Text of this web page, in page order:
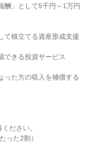
ださい。
った2割）